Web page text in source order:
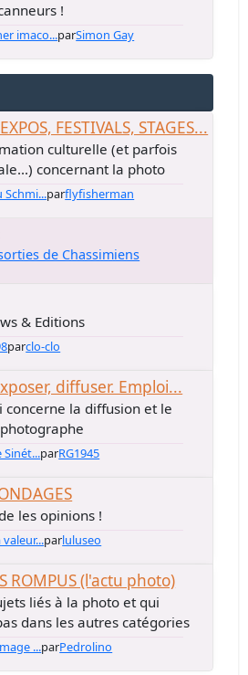
!
imaco...parSimon Gay
FESTIVALS, STAGES...
culturelle (et parfois
concernant la photo
Schmi...parflyfisherman
de Chassimiens
& Editions
parclo-clo
diffuser. Emploi...
concerne la diffusion et le
Sinét...parRG1945
les opinions !
valeur...parluluseo
ROMPUS (l'actu photo)
liés à la photo et qui
dans les autres catégories
...parPedrolino